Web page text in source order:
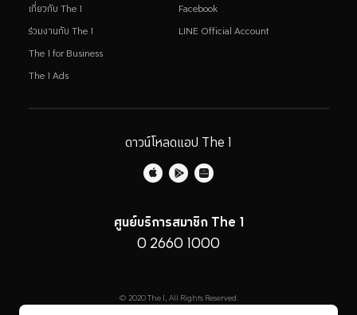
เกี่ยวกับ The 1
ร่วมงานกับ The 1
The 1 for Business
The 1 Ads
Facebook
LINE Official Account
ดาวน์โหลดแอป The 1
ศูนย์บริการสมาชิก The 1
0 2660 1000
© 2020 The 1, All Rights Reserved.